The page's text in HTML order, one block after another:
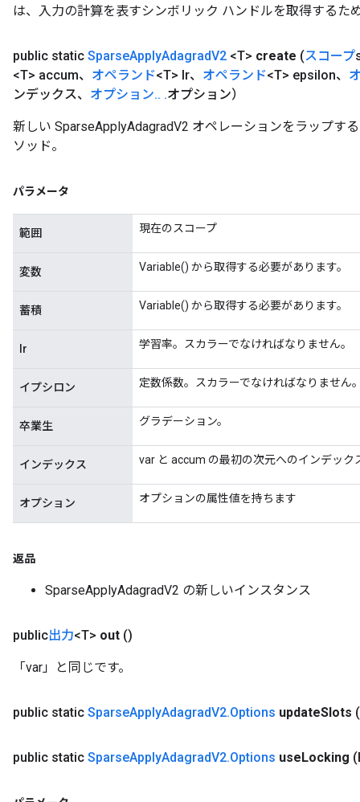
は、入力の計算を表すシンボリック ハンドルを取得するた
public static SparseApplyAdagradV2 <T> create (スコープ
<T> accum、 オペランド<T> lr、 オペランド<T> epsilon、
ンデックス、 オプション.. .オプション）
新しい SparseApplyAdagradV2 オペレーションをラップす
ソッド。
パラメータ
範囲 現在のスコープ
変数 Variable() から取得する必要があります。
蓄積 Variable() から取得する必要があります。
lr 学習率。スカラーでなければなりません。
イプシロン 定数係数。スカラーでなければなりません
卒業生 グラデーション。
インデックス var と accum の最初の次元へのインデック
オプション オプションの属性値を持ちます
返品
SparseApplyAdagradV2 の新しいインスタンス
public出力<T> out ()
「var」と同じです。
public static SparseApplyAdagradV2.Options updateSlots
public static SparseApplyAdagradV2.Options useLocking